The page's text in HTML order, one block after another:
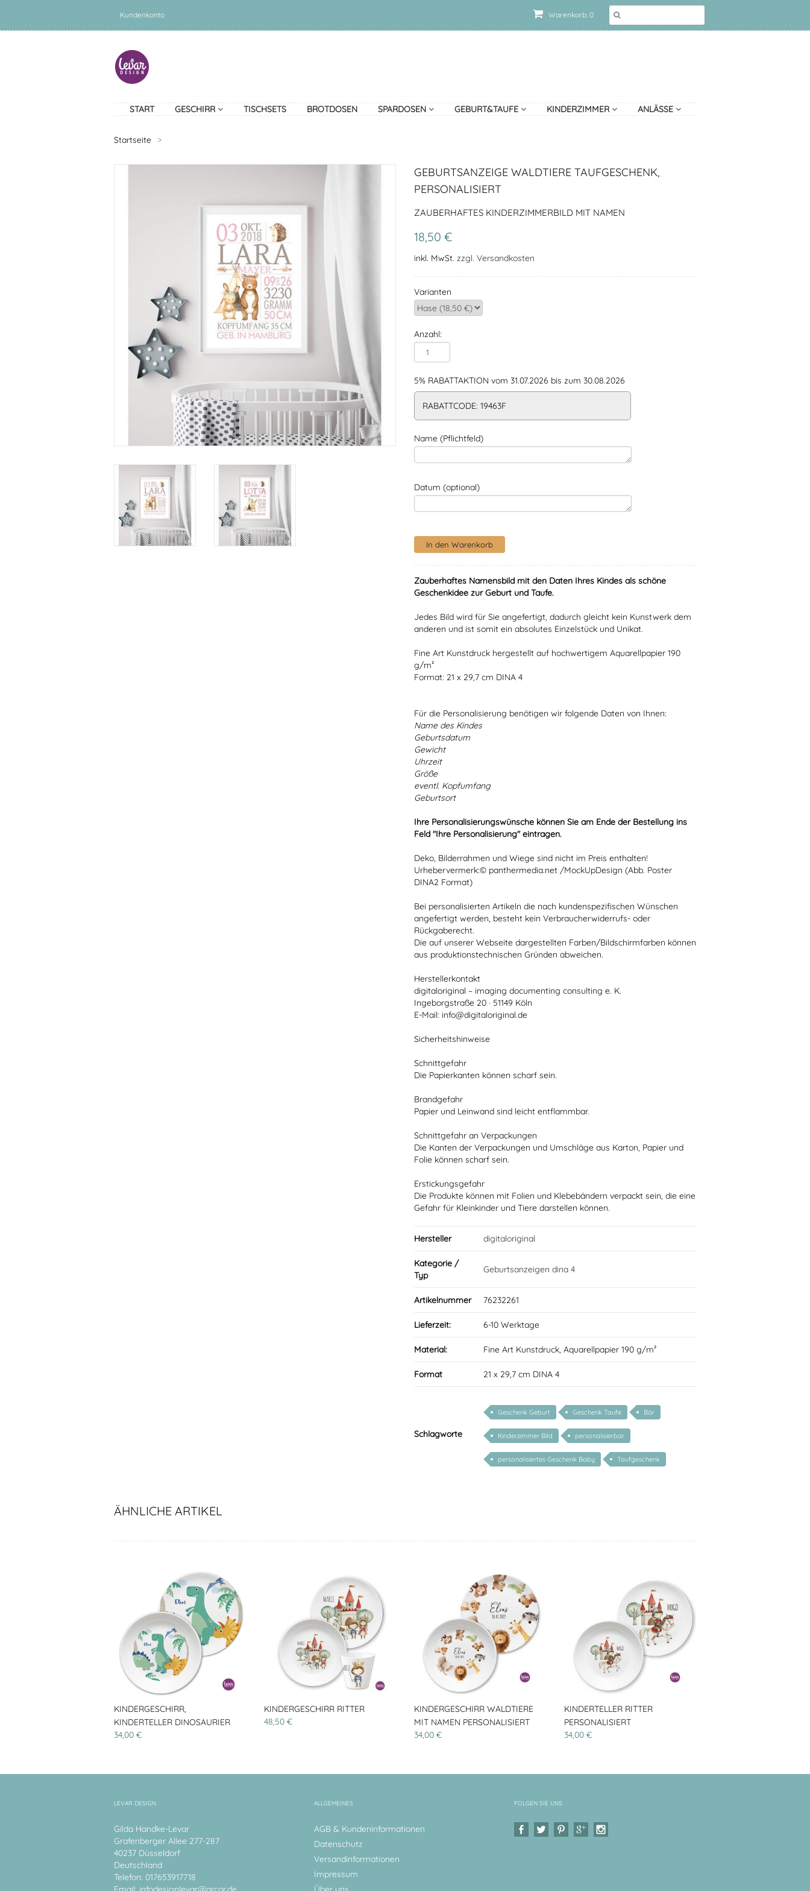
Warenkorb: 0
Kundenkonto
START GESCHIRR TISCHSETS BROTDOSEN SPARDOSEN GEBURT&TAUFE KINDERZIMMER ANLÄSSE
Startseite >
GEBURTSANZEIGE WALDTIERE TAUFGESCHENK,
PERSONALISIERT
ZAUBERHAFTES KINDERZIMMERBILD MIT NAMEN
18,50 €
inkl. MwSt. zzgl. Versandkosten
Varianten
Anzahl:
5% RABATTAKTION vom 31.07.2026 bis zum 30.08.2026
RABATTCODE: 19463F
Name (Pflichtfeld)
Datum (optional)
Zauberhaftes Namensbild mit den Daten Ihres Kindes als schöne
Geschenkidee zur Geburt und Taufe.
Jedes Bild wird für Sie angefertigt, dadurch gleicht kein Kunstwerk dem
anderen und ist somit ein absolutes Einzelstück und Unikat.
Fine Art Kunstdruck hergestellt auf hochwertigem Aquarellpapier 190
g/m²
Format: 21 x 29,7 cm DINA 4
Für die Personalisierung benötigen wir folgende Daten von Ihnen:
Name des Kindes
Geburtsdatum
Gewicht
Uhrzeit
Größe
eventl. Kopfumfang
Geburtsort
Ihre Personalisierungswünsche können Sie am Ende der Bestellung ins
Feld "Ihre Personalisierung" eintragen.
Deko, Bilderrahmen und Wiege sind nicht im Preis enthalten!
Urhebervermerk:© panthermedia.net /MockUpDesign (Abb. Poster
DINA2 Format)
Bei personalisierten Artikeln die nach kundenspezifischen Wünschen
angefertigt werden, besteht kein Verbraucherwiderrufs- oder
Rückgaberecht.
Die auf unserer Webseite dargestellten Farben/Bildschirmfarben können
aus produktionstechnischen Gründen abweichen.
Herstellerkontakt
digitaloriginal – imaging documenting consulting e. K.
Ingeborgstraße 20 · 51149 Köln
E-Mail: info@digitaloriginal.de
Sicherheitshinweise
Schnittgefahr
Die Papierkanten können scharf sein.
Brandgefahr
Papier und Leinwand sind leicht entflammbar.
Schnittgefahr an Verpackungen
Die Kanten der Verpackungen und Umschläge aus Karton, Papier und
Folie können scharf sein.
Erstickungsgefahr
Die Produkte können mit Folien und Klebebändern verpackt sein, die eine
Gefahr für Kleinkinder und Tiere darstellen können.
Hersteller digitaloriginal
Kategorie /
Typ
Geburtsanzeigen dina 4
Artikelnummer 76232261
Lieferzeit: 6-10 Werktage
Material: Fine Art Kunstdruck, Aquarellpapier 190 g/m²
Format 21 x 29,7 cm DINA 4
Schlagworte
Geschenk Geburt Geschenk Taufe Bär
Kinderzimmer Bild personalisierbar
personalisiertes Geschenk Baby Taufgeschenk
ÄHNLICHE ARTIKEL
KINDERGESCHIRR,
KINDERTELLER DINOSAURIER
34,00 €
KINDERGESCHIRR RITTER
48,50 €
KINDERGESCHIRR WALDTIERE
MIT NAMEN PERSONALISIERT
34,00 €
KINDERTELLER RITTER
PERSONALISIERT
34,00 €
LEVAR DESIGN
Gilda Handke-Levar
Grafenberger Allee 277-287
40237 Düsseldorf
Deutschland
Telefon: 017653917718
ALLGEMEINES
AGB & Kundeninformationen
Datenschutz
Versandinformationen
Impressum
FOLGEN SIE UNS